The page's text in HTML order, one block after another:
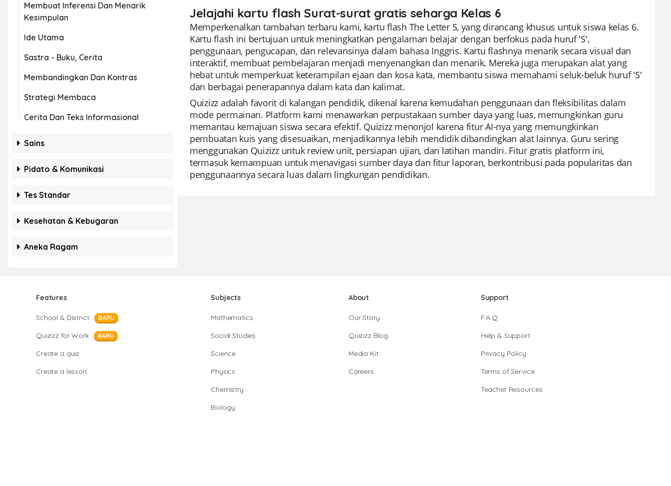
Membuat Inferensi Dan Menarik
Kesimpulan
Ide Utama
Sastra - Buku, Cerita
Membandingkan Dan Kontras
Strategi Membaca
Cerita Dan Teks Informasional
Sains
Pidato & Komunikasi
Tes Standar
Kesehatan & Kebugaran
Aneka Ragam
Jelajahi kartu flash Surat-surat gratis seharga Kelas 6
Memperkenalkan tambahan terbaru kami, kartu flash The Letter S, yang dirancang khusus untuk siswa kelas 6.
Kartu flash ini bertujuan untuk meningkatkan pengalaman belajar dengan berfokus pada huruf 'S',
penggunaan, pengucapan, dan relevansinya dalam bahasa Inggris. Kartu flashnya menarik secara visual dan
interaktif, membuat pembelajaran menjadi menyenangkan dan menarik. Mereka juga merupakan alat yang
hebat untuk memperkuat keterampilan ejaan dan kosa kata, membantu siswa memahami seluk-beluk huruf 'S'
dan berbagai penerapannya dalam kata dan kalimat.
Quizizz adalah favorit di kalangan pendidik, dikenal karena kemudahan penggunaan dan fleksibilitas dalam
mode permainan. Platform kami menawarkan perpustakaan sumber daya yang luas, memungkinkan guru
memantau kemajuan siswa secara efektif. Quizizz menonjol karena fitur AI-nya yang memungkinkan
pembuatan kuis yang disesuaikan, menjadikannya lebih mendidik dibandingkan alat lainnya. Guru sering
menggunakan Quizizz untuk review unit, persiapan ujian, dan latihan mandiri. Fitur gratis platform ini,
termasuk kemampuan untuk menavigasi sumber daya dan fitur laporan, berkontribusi pada popularitas dan
penggunaannya secara luas dalam lingkungan pendidikan.
Features
School & District BARU
Quizizz for Work BARU
Create a quiz
Create a lesson
Subjects
Mathematics
Social Studies
Science
Physics
Chemistry
Biology
About
Our Story
Quizizz Blog
Media Kit
Careers
Support
F.A.Q.
Help & Support
Privacy Policy
Terms of Service
Teacher Resources